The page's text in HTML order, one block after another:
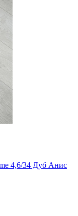
4,6/34 Дуб Анис